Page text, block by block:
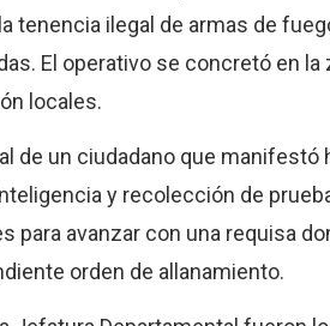
tenencia ilegal de armas de
El operativo se concretó en
locales.
de un ciudadano que manifestó
y recolección de
avanzar con una requisa
orden de allanamiento.